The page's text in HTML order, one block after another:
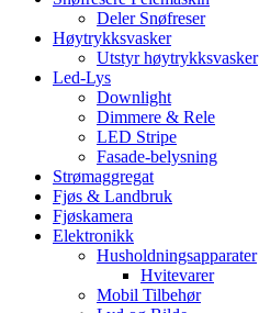
Deler Snøfreser
Høytrykksvasker
Utstyr høytrykksvasker
Led-Lys
Downlight
Dimmere & Rele
LED Stripe
Fasade-belysning
Strømaggregat
Fjøs & Landbruk
Fjøskamera
Elektronikk
Husholdningsapparater
Hvitevarer
Mobil Tilbehør